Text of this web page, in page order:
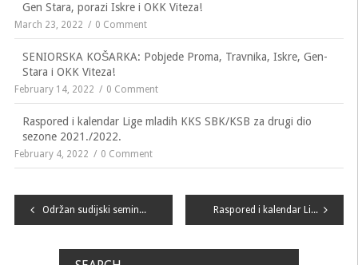
Gen Stara, porazi Iskre i OKK Viteza!
March 23, 2022 0 Comment
SENIORSKA KOŠARKA: Pobjede Proma, Travnika, Iskre, Gen-
Stara i OKK Viteza!
February 14, 2022 0 Comment
Raspored i kalendar Lige mladih KKS SBK/KSB za drugi dio
sezone 2021./2022.
February 4, 2022 0 Comment
Navigacija
Održan sudijski seminar u organizaciji KSBiH! Raspored i kalendar Lige mladih KKS SBK/KSB za sezonu 2021./2022. – prvi dio